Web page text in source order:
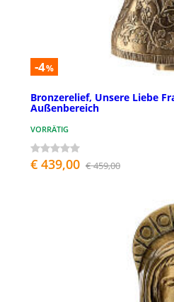
-4%
Bronzerelief, Unsere Liebe
Außenbereich
VORRÄTIG
€ 439,00 € 459,00